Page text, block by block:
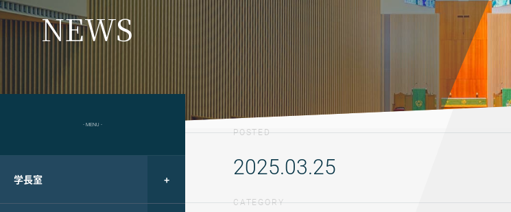
NEWS
- MENU -
学長室
POSTED
2025.03.25
CATEGORY